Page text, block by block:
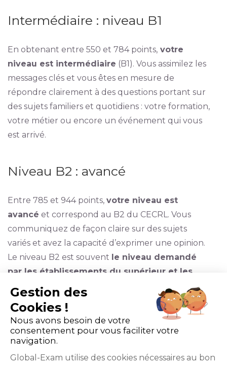
Intermédiaire : niveau B1
En obtenant entre 550 et 784 points,votre
niveau est intermédiaire (B1). Vous assimilez les
messages clés et vous êtes en mesure de
répondre clairement à des questions portant sur
des sujets familiers et quotidiens : votre formation,
votre métier ou encore un événement qui vous
est arrivé.
Niveau B2 : avancé
Entre 785 et 944 points, votre niveau est
avancé et correspond au B2 du CECRL. Vous
communiquez de façon claire sur des sujets
variés et avez la capacité d’exprimer une opinion.
Le niveau B2 est souvent le niveau demandé
par les établissements du supérieur et les
entreprises
C1 : vous êtes expérimenté
Gestion des
Cookies !
Nous avons besoin de votre
consentement pour vous faciliter votre
navigation.
Global-Exam utilise des cookies nécessaires au bon